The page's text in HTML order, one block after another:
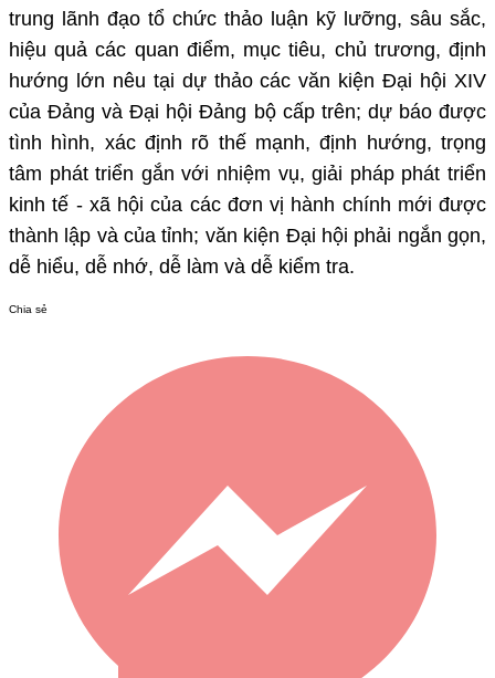
trung lãnh đạo tổ chức thảo luận kỹ lưỡng, sâu sắc,
hiệu quả các quan điểm, mục tiêu, chủ trương, định
hướng lớn nêu tại dự thảo các văn kiện Đại hội XIV
của Đảng và Đại hội Đảng bộ cấp trên; dự báo được
tình hình, xác định rõ thế mạnh, định hướng, trọng
tâm phát triển gắn với nhiệm vụ, giải pháp phát triển
kinh tế - xã hội của các đơn vị hành chính mới được
thành lập và của tỉnh; văn kiện Đại hội phải ngắn gọn,
dễ hiểu, dễ nhớ, dễ làm và dễ kiểm tra.
Chia sẻ